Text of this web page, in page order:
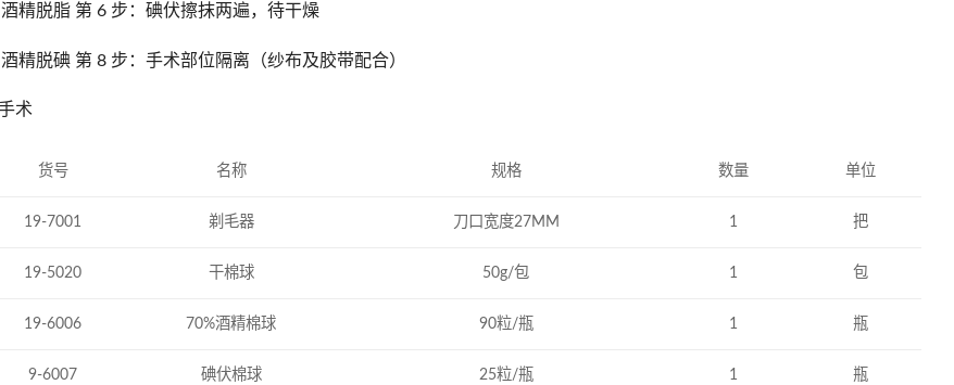
精脱脂 第 6 步：碘伏擦抹两遍，待干燥
精脱碘 第 8 步：手术部位隔离（纱布及胶带配合）
术
货号 名称 规格 数量 单位
19-7001 剃毛器 刀口宽度27MM 1 把
19-5020 干棉球 50g/包 1 包
19-6006 70%酒精棉球 90粒/瓶 1 瓶
9-6007 碘伏棉球 25粒/瓶 1 瓶